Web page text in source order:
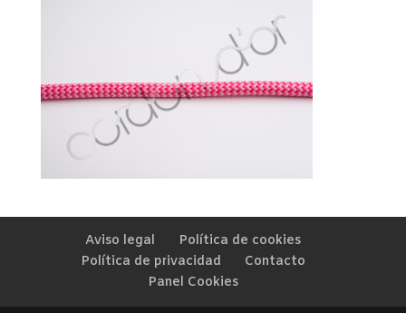
Aviso legal
Política de cookies
Política de privacidad
Contacto
Panel Cookies